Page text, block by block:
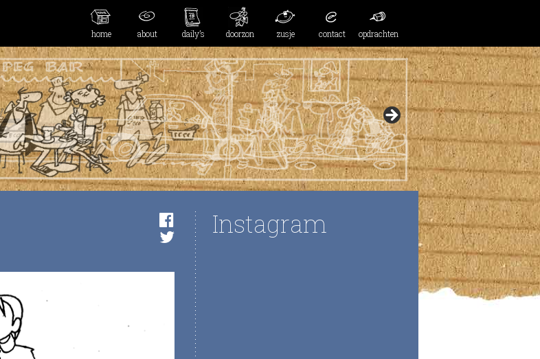
home about daily’s doorzon zusje contact opdrachten
Instagram